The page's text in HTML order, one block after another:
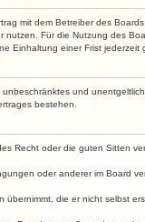
mit dem Betreiber des
Für die Nutzung des
Einhaltung einer Frist jederzeit
und
bestehen.
Recht oder die guten Sitten
oder anderer im Board
die er nicht selbst